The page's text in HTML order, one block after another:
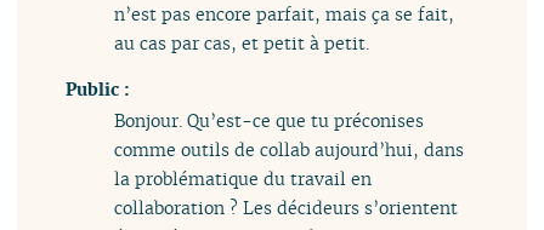
n’est pas encore parfait, mais ça se fait,
au cas par cas, et petit à petit.
Public :
Bonjour. Qu’est-ce que tu préconises
comme outils de collab aujourd’hui, dans
la problématique du travail en
collaboration ? Les décideurs s’orientent